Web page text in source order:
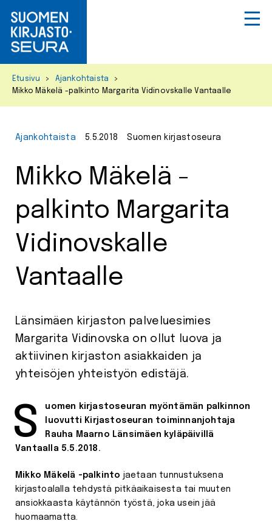
Etusivu > Ajankohtaista
>
Mikko Mäkelä -palkinto Margarita Vidinovskalle Vantaalle
Ajankohtaista 5.5.2018 Suomen kirjastoseura
Mikko Mäkelä -
palkinto Margarita
Vidinovskalle
Vantaalle
Länsimäen kirjaston palveluesimies
Margarita Vidinovska on ollut luova ja
aktiivinen kirjaston asiakkaiden ja
yhteisöjen yhteistyön edistäjä.
Suomen kirjastoseuran myöntämän palkinnon
luovutti Kirjastoseuran toiminnanjohtaja
Rauha Maarno Länsimäen kyläpäivillä
Vantaalla 5.5.2018.
Mikko Mäkelä -palkinto jaetaan tunnustuksena
kirjastoalalla tehdystä pitkäaikaisesta tai muuten
ansiokkaasta käytännön työstä, joka usein jää
huomaamatta.